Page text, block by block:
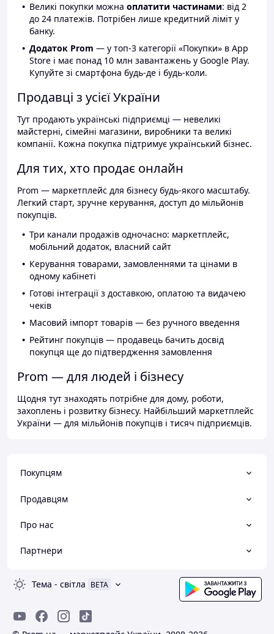
Великі покупки можна оплатити частинами: від 2
до 24 платежів. Потрібен лише кредитний ліміт у
банку.
Додаток Prom — у топ-3 категорії «Покупки» в App
Store і має понад 10 млн завантажень у Google Play.
Купуйте зі смартфона будь-де і будь-коли.
Продавці з усієї України
Тут продають українські підприємці — невеликі
майстерні, сімейні магазини, виробники та великі
компанії. Кожна покупка підтримує український бізнес.
Для тих, хто продає онлайн
Prom — маркетплейс для бізнесу будь-якого масштабу.
Легкий старт, зручне керування, доступ до мільйонів
покупців.
Три канали продажів одночасно: маркетплейс,
мобільний додаток, власний сайт
Керування товарами, замовленнями та цінами в
одному кабінеті
Готові інтеграції з доставкою, оплатою та видачею
чеків
Масовий імпорт товарів — без ручного введення
Рейтинг покупців — продавець бачить досвід
покупця ще до підтвердження замовлення
Prom — для людей і бізнесу
Щодня тут знаходять потрібне для дому, роботи,
захоплень і розвитку бізнесу. Найбільший маркетплейс
України — для мільйонів покупців і тисяч підприємців.
Покупцям
Продавцям
Про нас
Партнери
Тема - світла BETA